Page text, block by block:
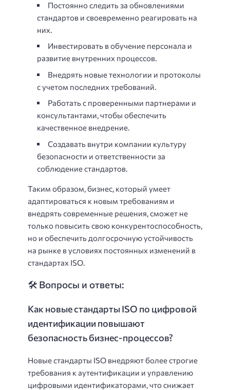
Постоянно следить за обновлениями
стандартов и своевременно реагировать на
них.
Инвестировать в обучение персонала и
развитие внутренних процессов.
Внедрять новые технологии и протоколы
с учетом последних требований.
Работать с проверенными партнерами и
консультантами, чтобы обеспечить
качественное внедрение.
Создавать внутри компании культуру
безопасности и ответственности за
соблюдение стандартов.
Таким образом, бизнес, который умеет
адаптироваться к новым требованиям и
внедрять современные решения, сможет не
только повысить свою конкурентоспособность,
но и обеспечить долгосрочную устойчивость
на рынке в условиях постоянных изменений в
стандартах ISO.
🛠️ Вопросы и ответы:
Как новые стандарты ISO по цифровой
идентификации повышают
безопасность бизнес-процессов?
Новые стандарты ISO внедряют более строгие
требования к аутентификации и управлению
цифровыми идентификаторами, что снижает